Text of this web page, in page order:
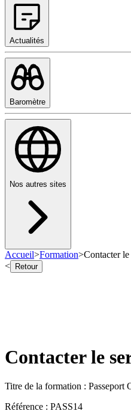
Actualités
Baromètre
Nos autres sites
Accueil>Formation>Contacter
<
Retour
Contacter le
Titre de la formation : Passeport
Référence : PASS14